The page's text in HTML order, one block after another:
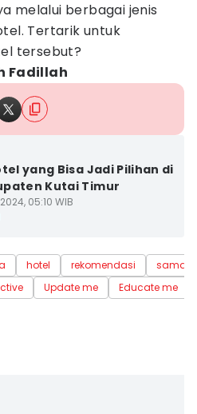
melalui berbagai jenis
Tertarik untuk
tersebut?
Fadillah
yang Bisa Jadi Pilihan di
Kutai Timur
05:10 WIB
hotel rekomendasi
Update me Educate me